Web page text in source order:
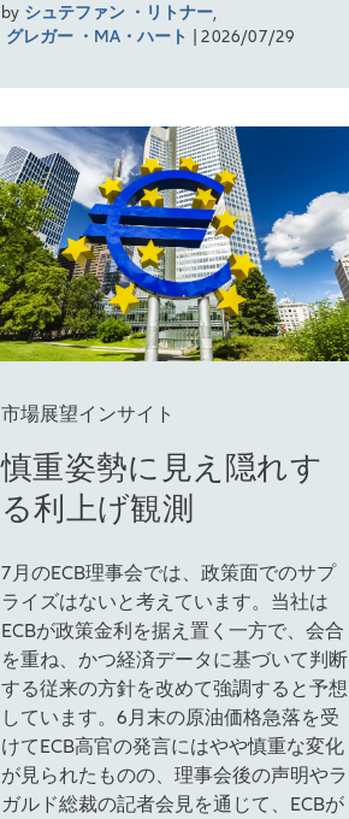
by シュテファン ・リトナー,
グレガー ・MA・ハート
| 2026/07/29
市場展望インサイト
慎重姿勢に見え隠れす
る利上げ観測
7月のECB理事会では、政策面でのサプ
ライズはないと考えています。当社は
ECBが政策金利を据え置く一方で、会合
を重ね、かつ経済データに基づいて判断
する従来の方針を改めて強調すると予想
しています。6月末の原油価格急落を受
けてECB高官の発言にはやや慎重な変化
が見られたものの、理事会後の声明やラ
ガルド総裁の記者会見を通じて、ECBが